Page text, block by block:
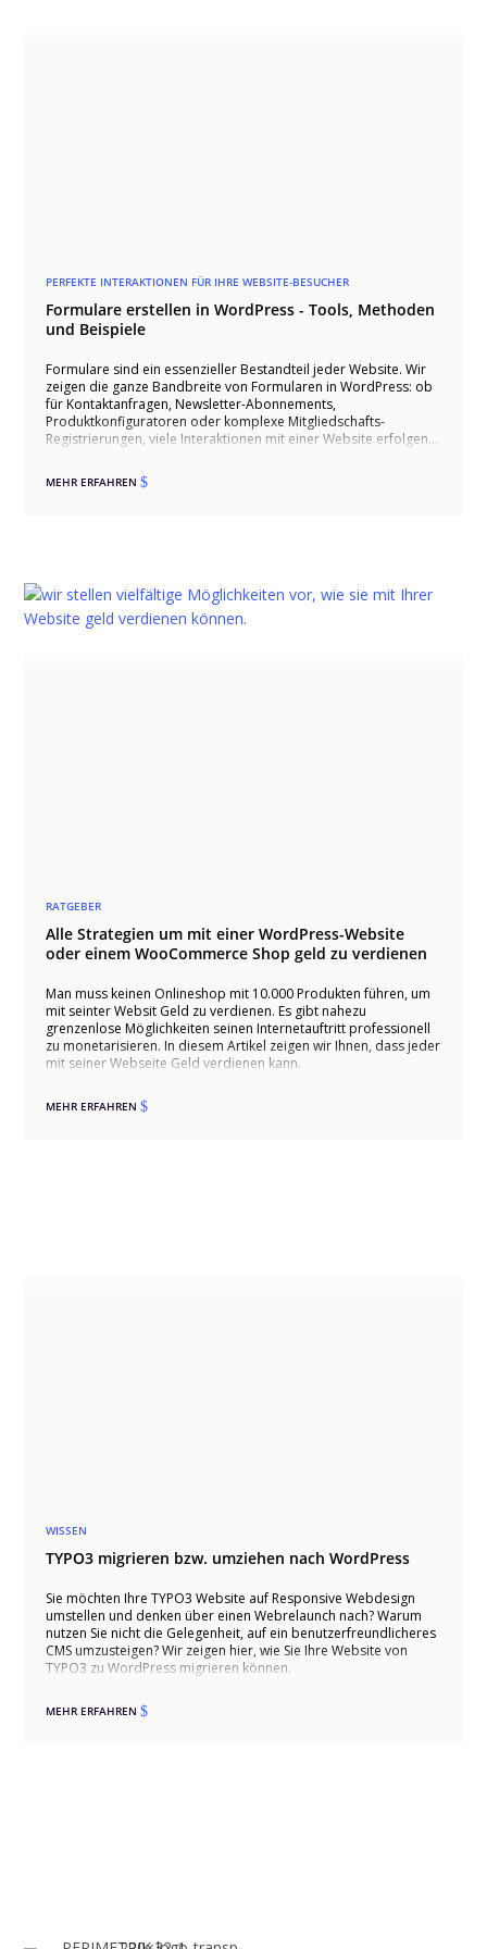
PERFEKTE INTERAKTIONEN FÜR IHRE WEBSITE-BESUCHER
Formulare erstellen in WordPress - Tools, Methoden
und Beispiele
Formulare sind ein essenzieller Bestandteil jeder Website. Wir
zeigen die ganze Bandbreite von Formularen in WordPress: ob
für Kontaktanfragen, Newsletter-Abonnements,
Produktkonfiguratoren oder komplexe Mitgliedschafts-
Registrierungen, viele Interaktionen mit einer Website erfolgen
Implementierung und Optimierung Ihrer Formulare in
WordPress.
MEHR ERFAHREN$
RATGEBER
Alle Strategien um mit einer WordPress-Website
oder einem WooCommerce Shop geld zu verdienen
Man muss keinen Onlineshop mit 10.000 Produkten führen, um
mit seinter Websit Geld zu verdienen. Es gibt nahezu
grenzenlose Möglichkeiten seinen Internetauftritt professionell
zu monetarisieren. In diesem Artikel zeigen wir Ihnen, dass jeder
mit seiner Webseite Geld verdienen kann.
MEHR ERFAHREN$
WISSEN
TYPO3 migrieren bzw. umziehen nach WordPress
Sie möchten Ihre TYPO3 Website auf Responsive Webdesign
umstellen und denken über einen Webrelaunch nach? Warum
nutzen Sie nicht die Gelegenheit, auf ein benutzerfreundlicheres
CMS umzusteigen? Wir zeigen hier, wie Sie Ihre Website von
TYPO3 zu WordPress migrieren können.
MEHR ERFAHREN$